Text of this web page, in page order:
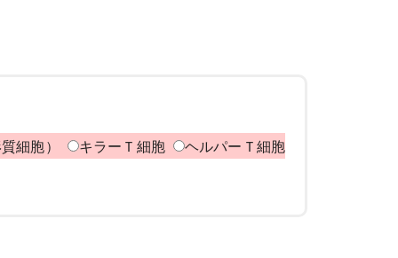
細胞） キラーＴ細胞 ヘルパーＴ細胞